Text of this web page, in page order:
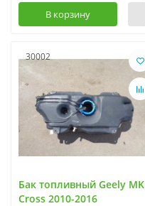
В корзину
30002
Бак топливный Geely MK
Cross 2010-2016